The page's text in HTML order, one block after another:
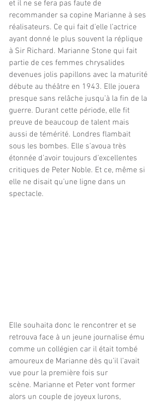
et il ne se fera pas faute de
recommander sa copine Marianne à ses
réalisateurs. Ce qui fait d’elle l’actrice
ayant donné le plus souvent la réplique
à Sir Richard. Marianne Stone qui fait
partie de ces femmes chrysalides
devenues jolis papillons avec la maturité
débute au théâtre en 1943. Elle jouera
presque sans relâche jusqu’à la fin de la
guerre. Durant cette période, elle fit
preuve de beaucoup de talent mais
aussi de témérité. Londres flambait
sous les bombes. Elle s’avoua très
étonnée d’avoir toujours d’excellentes
critiques de Peter Noble. Et ce, même si
elle ne disait qu’une ligne dans un
spectacle.
Elle souhaita donc le rencontrer et se
retrouva face à un jeune journalise ému
comme un collégien car il était tombé
amoureux de Marianne dès qu’il l’avait
vue pour la première fois sur
scène. Marianne et Peter vont former
alors un couple de joyeux lurons,